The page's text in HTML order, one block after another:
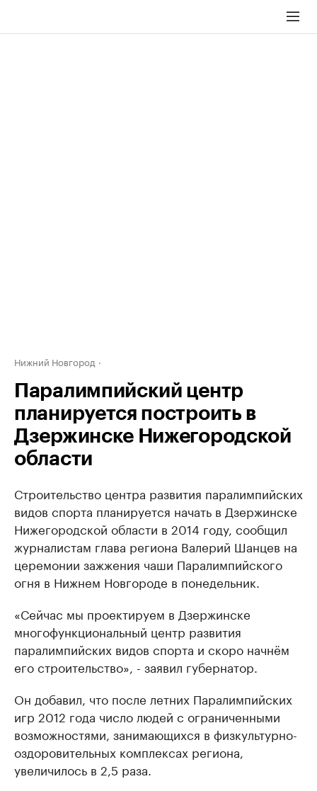
Нижний Новгород
Паралимпийский центр
планируется построить в
Дзержинске Нижегородской
области
Строительство центра развития паралимпийских
видов спорта планируется начать в Дзержинске
Нижегородской области в 2014 году, сообщил
журналистам глава региона Валерий Шанцев на
церемонии зажжения чаши Паралимпийского
огня в Нижнем Новгороде в понедельник.
«Сейчас мы проектируем в Дзержинске
многофункциональный центр развития
паралимпийских видов спорта и скоро начнём
его строительство», - заявил губернатор.
Он добавил, что после летних Паралимпийских
игр 2012 года число людей с ограниченными
возможностями, занимающихся в физкультурно-
оздоровительных комплексах региона,
увеличилось в 2,5 раза.